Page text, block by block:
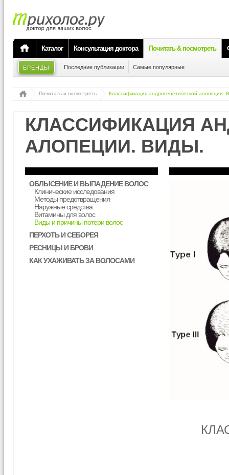
Каталог Консультация доктора Почитать & посмотреть
БРЕНДЫ Последние публикации Самые популярные
Почитать и посмотреть Классификация андрогенетической алопеции.
КЛАССИФИКАЦИЯ
АЛОПЕЦИИ. ВИДЫ.
ОБЛЫСЕНИЕ И ВЫПАДЕНИЕ ВОЛОС
Клинические исследования
Методы предотвращения
Наружные средства
Витамины для волос
Виды и причины потери волос
ПЕРХОТЬ И СЕБОРЕЯ
РЕСНИЦЫ И БРОВИ
КАК УХАЖИВАТЬ ЗА ВОЛОСАМИ